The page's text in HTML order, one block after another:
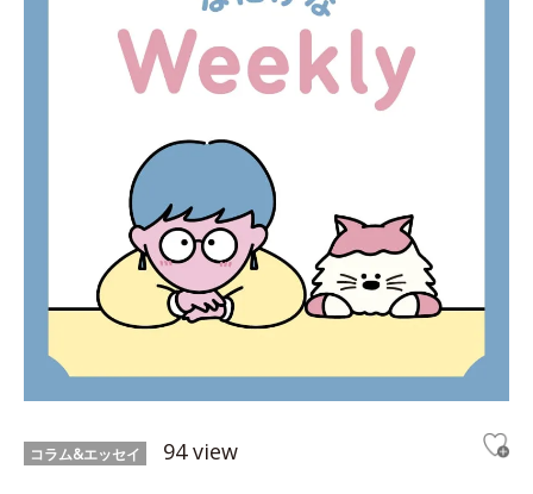
コラム&エッセイ 94 view